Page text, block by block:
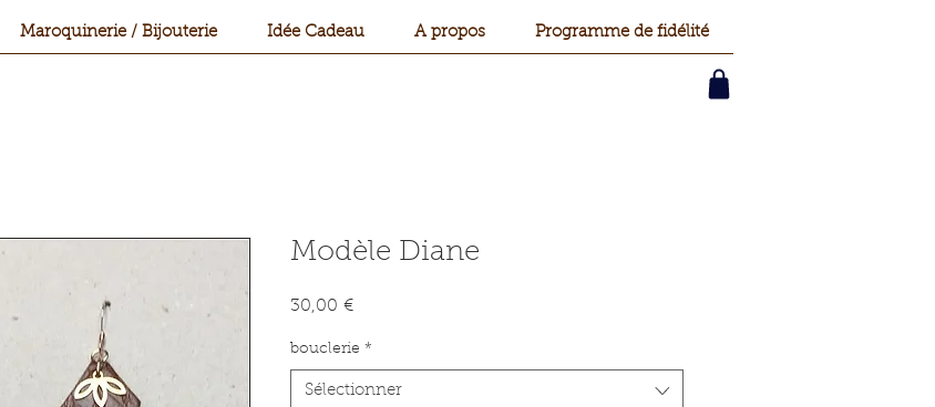
Maroquinerie / Bijouterie Idée Cadeau A propos Programme de fidélité
Modèle Diane
30,00 €Prix
bouclerie *
Sélectionner